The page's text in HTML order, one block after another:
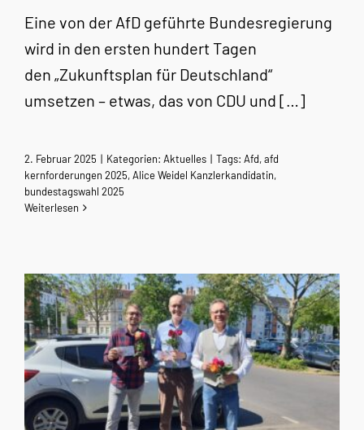
Eine von der AfD geführte Bundesregierung
wird in den ersten hundert Tagen
den „Zukunftsplan für Deutschland“
umsetzen – etwas, das von CDU und […]
2. Februar 2025 | Kategorien: Aktuelles | Tags: Afd,afd
kernforderungen 2025,Alice Weidel Kanzlerkandidatin,
bundestagswahl 2025
Weiterlesen